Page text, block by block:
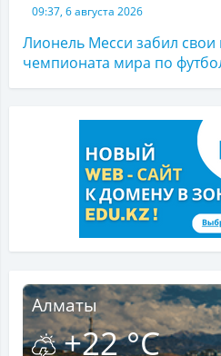
09:37, 6 августа 2026
Лионель Месси забил
чемпионата мира по
Алматы
+22 °C